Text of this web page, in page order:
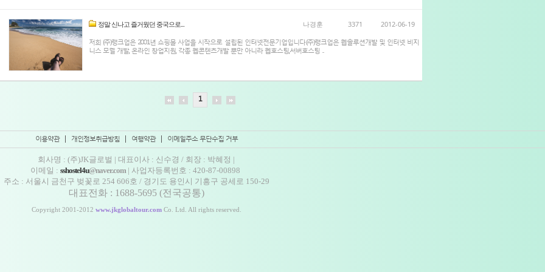
정말 신나고 즐거웠던 중국으로... 나경훈 3371 2012-06-19
저희 (주)랭크업은 2001년 쇼핑몰 사업을 시작으로 설립된 인터넷전문기업입니다.(주)랭크업은 웹솔루션개발 및 인터넷 비지
니스 모델 개발, 온라인 창업지원, 각종 웹콘텐츠개발 뿐만 아니라 웹호스팅,서버호스팅 ...
1
이용약관| 개인정보취급방침| 여행약관| 이메일주소 무단수집 거부
회사명 : (주)JK글로벌 | 대표이사 : 신수경 / 회장 : 박혜정 |
이메일 : sshostel4u@naver.com| 사업자등록번호 : 420-87-00898
주소 : 서울시 금천구 벚꽃로 254 606호 / 경기도 용인시 기흥구 공세로 150-29
대표전화 : 1688-5695 (전국공통)
Copyright 2001-2012 www.jkglobaltour.comCo. Ltd. All rights reserved.